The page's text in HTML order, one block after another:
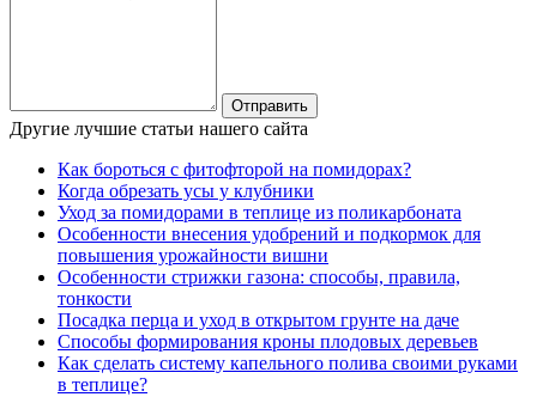
Другие лучшие статьи нашего сайта
Как бороться с фитофторой на помидорах?
Когда обрезать усы у клубники
Уход за помидорами в теплице из поликарбоната
Особенности внесения удобрений и подкормок для
повышения урожайности вишни
Особенности стрижки газона: способы, правила,
тонкости
Посадка перца и уход в открытом грунте на даче
Способы формирования кроны плодовых деревьев
Как сделать систему капельного полива своими руками
в теплице?